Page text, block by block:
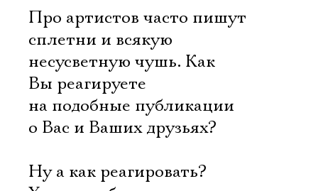
Про артистов часто пишут
сплетни и всякую
несусветную чушь. Как
Вы реагируете
на подобные публикации
о Вас и Ваших друзьях?
Ну а как реагировать?